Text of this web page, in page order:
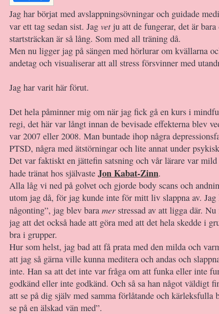
Jag har börjat med avslappningsövningar och guidade
var ett tag sedan sist. Jag vetju att de fungerar, det är bara
startsträckan är så lång. Som med all träning då.
Men nu ligger jag på sängen med hörlurar om kvällarna
andetag och visualiserar att all stress försvinner med
Jag har varit här förut.
Det hela påminner mig om när jag fick gå en kurs i
regi, det här var långt innan de bevisade effekterna blev
var 2007 eller 2008. Man buntade ihop några
PTSD, några med ätstörningar och lite annat under
Det var faktiskt en jättefin satsning och vår lärare var
hade tränat hos självaste Jon Kabat-Zinn.
Alla låg vi ned på golvet och gjorde body scans och
utom jag då, för jag kunde inte för mitt liv slappna av. Jag
någonting”, jag blev bara merstressad av att ligga där.
jag att det också hade att göra med att det hela skedde i
bra i grupper.
Hur som helst, jag bad att få prata med den milda och
att jag så gärna ville kunna meditera och andas och
inte. Han sa att det inte var fråga om att funka eller inte
godkänd eller inte godkänd. Och så sa han något väldigt
att se på dig själv med samma förlåtande och kärleksfulla
se på en älskad vän med”.